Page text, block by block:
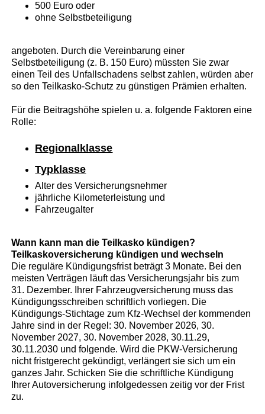
500 Euro oder
ohne Selbstbeteiligung
angeboten. Durch die Vereinbarung einer
Selbstbeteiligung (z. B. 150 Euro) müssten Sie zwar
einen Teil des Unfallschadens selbst zahlen, würden aber
so den Teilkasko-Schutz zu günstigen Prämien erhalten.
Für die Beitragshöhe spielen u. a. folgende Faktoren eine
Rolle:
Regionalklasse
Typklasse
Alter des Versicherungsnehmer
jährliche Kilometerleistung und
Fahrzeugalter
Wann kann man die Teilkasko kündigen?
Teilkaskoversicherung kündigen und wechseln
Die reguläre Kündigungsfrist beträgt 3 Monate. Bei den
meisten Verträgen läuft das Versicherungsjahr bis zum
31. Dezember. Ihrer Fahrzeugversicherung muss das
Kündigungsschreiben schriftlich vorliegen. Die
Kündigungs-Stichtage zum Kfz-Wechsel der kommenden
Jahre sind in der Regel: 30. November 2026, 30.
November 2027, 30. November 2028, 30.11.29,
30.11.2030 und folgende. Wird die PKW-Versicherung
nicht fristgerecht gekündigt, verlängert sie sich um ein
ganzes Jahr. Schicken Sie die schriftliche Kündigung
Ihrer Autoversicherung infolgedessen zeitig vor der Frist
zu.